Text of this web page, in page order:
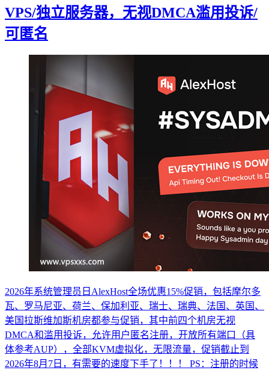
VPS/独立服务器，无视DMCA滥用投诉/
可匿名
2026年系统管理员日AlexHost全场优惠15%促销，包括摩尔多
瓦、罗马尼亚、荷兰、保加利亚、瑞士、瑞典、法国、英国、
美国拉斯维加斯机房都参与促销，其中前四个机房无视
DMCA和滥用投诉，允许用户匿名注册，开放所有端口（具
体参考AUP），全部KVM虚拟化，无限流量，促销截止到
2026年8月7日，有需要的速度下手了！！！ PS：注册的时候